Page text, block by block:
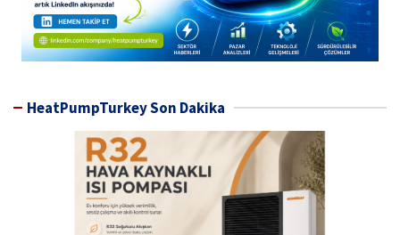
HeatPumpTurkey Son Dakika